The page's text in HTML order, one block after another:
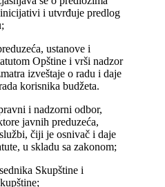
i utvrđuje predlog
ustanove i
Opštine i vrši nadzor
izveštaje o radu i daje
korisnika budžeta.
i nadzorni odbor,
javnih preduzeća,
čiji je osnivač i daje
u skladu sa zakonom;
Skupštine i